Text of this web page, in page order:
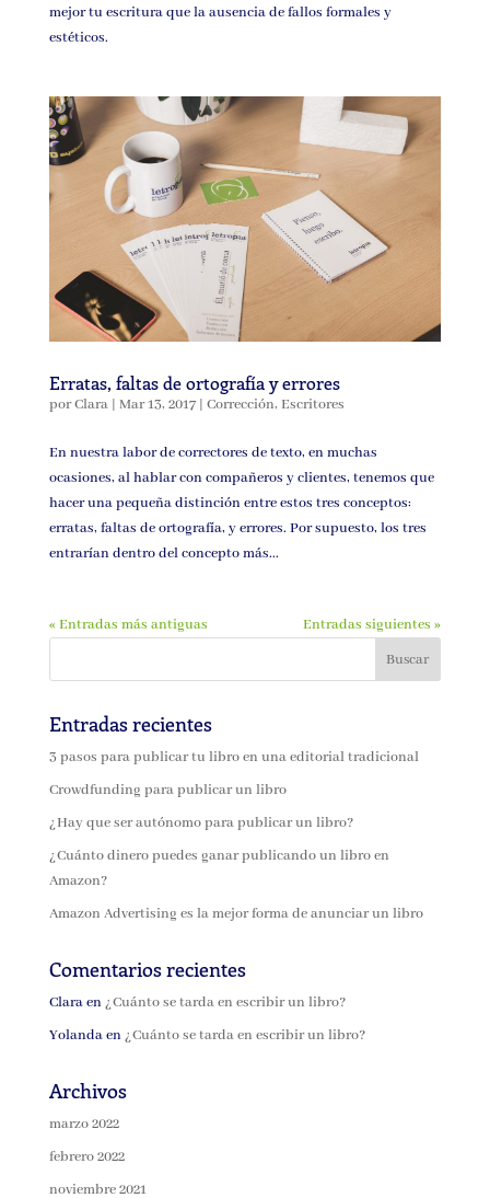
mejor tu escritura que la ausencia de fallos formales y
estéticos.
Erratas, faltas de ortografía y errores
porClara| Mar 13, 2017| Corrección, Escritores
En nuestra labor de correctores de texto, en muchas
ocasiones, al hablar con compañeros y clientes, tenemos que
hacer una pequeña distinción entre estos tres conceptos:
erratas, faltas de ortografía, y errores. Por supuesto, los tres
entrarían dentro del concepto más...
« Entradas más antiguas Entradas siguientes »
Entradas recientes
3 pasos para publicar tu libro en una editorial tradicional
Crowdfunding para publicar un libro
¿Hay que ser autónomo para publicar un libro?
¿Cuánto dinero puedes ganar publicando un libro en
Amazon?
Amazon Advertising es la mejor forma de anunciar un libro
Comentarios recientes
Claraen¿Cuánto se tarda en escribir un libro?
Yolandaen¿Cuánto se tarda en escribir un libro?
Archivos
marzo 2022
febrero 2022
noviembre 2021